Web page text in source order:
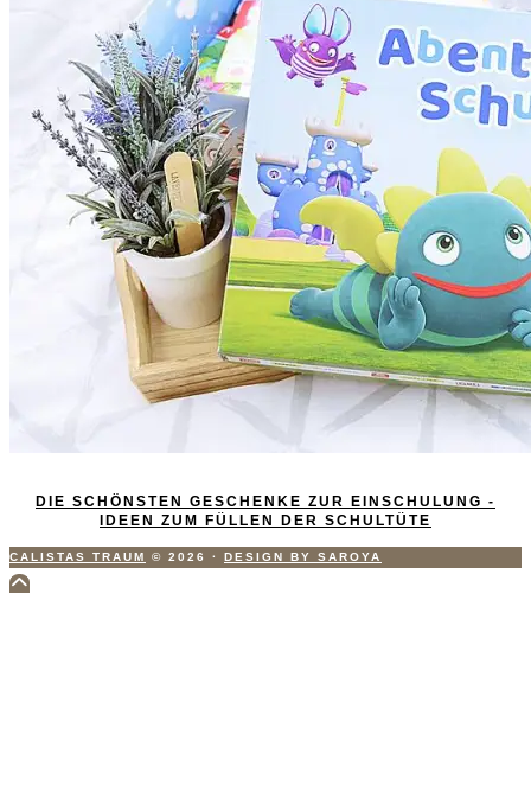
DIE SCHÖNSTEN GESCHENKE ZUR EINSCHULUNG -
IDEEN ZUM FÜLLEN DER SCHULTÜTE
CALISTAS TRAUM © 2026 · DESIGN BY SAROYA
Scroll